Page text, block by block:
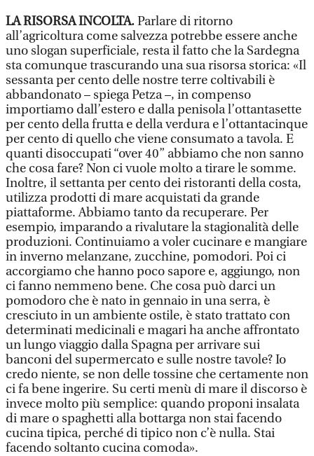
LA RISORSA INCOLTA.Parlare di ritorno
all’agricoltura come salvezza potrebbe essere anche
uno slogan superficiale, resta il fatto che la Sardegna
sta comunque trascurando una sua risorsa storica: «Il
sessanta per cento delle nostre terre coltivabili è
abbandonato – spiega Petza –, in compenso
importiamo dall’estero e dalla penisola l’ottantasette
per cento della frutta e della verdura e l’ottantacinque
per cento di quello che viene consumato a tavola. E
quanti disoccupati “over 40” abbiamo che non sanno
che cosa fare? Non ci vuole molto a tirare le somme.
Inoltre, il settanta per cento dei ristoranti della costa,
utilizza prodotti di mare acquistati da grande
piattaforme. Abbiamo tanto da recuperare. Per
esempio, imparando a rivalutare la stagionalità delle
produzioni. Continuiamo a voler cucinare e mangiare
in inverno melanzane, zucchine, pomodori. Poi ci
accorgiamo che hanno poco sapore e, aggiungo, non
ci fanno nemmeno bene. Che cosa può darci un
pomodoro che è nato in gennaio in una serra, è
cresciuto in un ambiente ostile, è stato trattato con
determinati medicinali e magari ha anche affrontato
un lungo viaggio dalla Spagna per arrivare sui
banconi del supermercato e sulle nostre tavole? Io
credo niente, se non delle tossine che certamente non
ci fa bene ingerire. Su certi menù di mare il discorso è
invece molto più semplice: quando proponi insalata
di mare o spaghetti alla bottarga non stai facendo
cucina tipica, perché di tipico non c’è nulla. Stai
facendo soltanto cucina comoda».